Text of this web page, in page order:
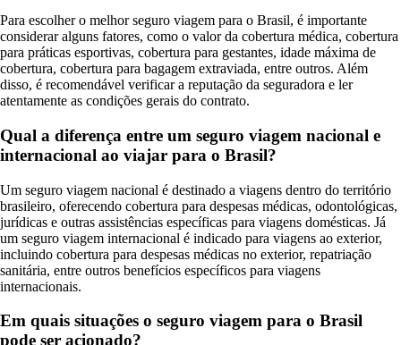
Para escolher o melhor seguro viagem para o Brasil, é importante
considerar alguns fatores, como o valor da cobertura médica, cobertura
para práticas esportivas, cobertura para gestantes, idade máxima de
cobertura, cobertura para bagagem extraviada, entre outros. Além
disso, é recomendável verificar a reputação da seguradora e ler
atentamente as condições gerais do contrato.
Qual a diferença entre um seguro viagem nacional e
internacional ao viajar para o Brasil?
Um seguro viagem nacional é destinado a viagens dentro do território
brasileiro, oferecendo cobertura para despesas médicas, odontológicas,
jurídicas e outras assistências específicas para viagens domésticas. Já
um seguro viagem internacional é indicado para viagens ao exterior,
incluindo cobertura para despesas médicas no exterior, repatriação
sanitária, entre outros benefícios específicos para viagens
internacionais.
Em quais situações o seguro viagem para o Brasil
pode ser acionado?